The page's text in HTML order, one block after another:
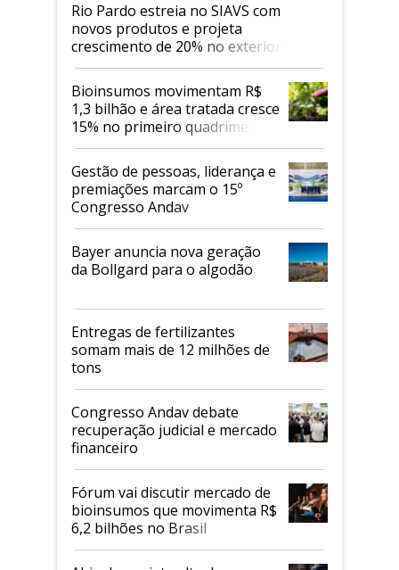
Rio Pardo estreia no SIAVS com
novos produtos e projeta
crescimento de 20% no exterior
Bioinsumos movimentam R$
1,3 bilhão e área tratada cresce
15% no primeiro quadrimestre
de 2026
Gestão de pessoas, liderança e
premiações marcam o 15º
Congresso Andav
Bayer anuncia nova geração
da Bollgard para o algodão
Entregas de fertilizantes
somam mais de 12 milhões de
tons
Congresso Andav debate
recuperação judicial e mercado
financeiro
Fórum vai discutir mercado de
bioinsumos que movimenta R$
6,2 bilhões no Brasil